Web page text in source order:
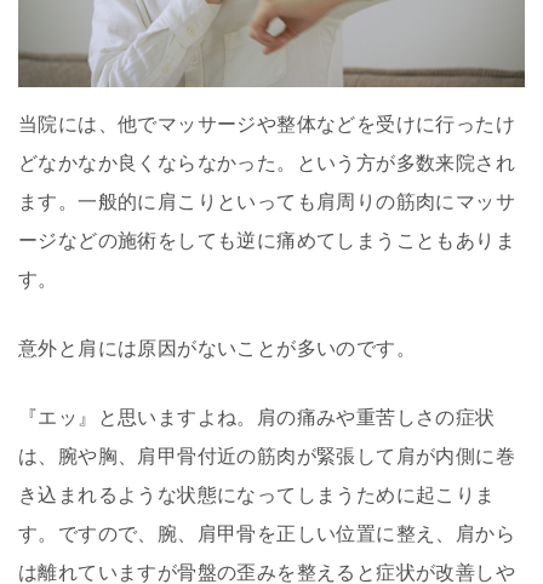
当院には、他でマッサージや整体などを受けに行ったけ
どなかなか良くならなかった。という方が多数来院され
ます。一般的に肩こりといっても肩周りの筋肉にマッサ
ージなどの施術をしても逆に痛めてしまうこともありま
す。
意外と肩には原因がないことが多いのです。
『エッ』と思いますよね。肩の痛みや重苦しさの症状
は、腕や胸、肩甲骨付近の筋肉が緊張して肩が内側に巻
き込まれるような状態になってしまうために起こりま
す。ですので、腕、肩甲骨を正しい位置に整え、肩から
は離れていますが骨盤の歪みを整えると症状が改善しや